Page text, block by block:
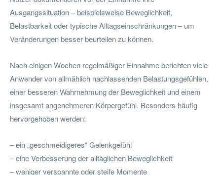
Ausgangssituation – beispielsweise Beweglichkeit,
Belastbarkeit oder typische Alltagseinschränkungen – um
Veränderungen besser beurteilen zu können.
Nach einigen Wochen regelmäßiger Einnahme berichten viele
Anwender von allmählich nachlassenden Belastungsgefühlen,
einer besseren Wahrnehmung der Beweglichkeit und einem
insgesamt angenehmeren Körpergefühl. Besonders häufig
hervorgehoben werden:
– ein „geschmeidigeres“ Gelenkgefühl
– eine Verbesserung der alltäglichen Beweglichkeit
– weniger verspannte oder steife Momente